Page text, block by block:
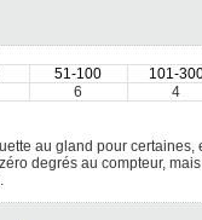
51-100 101-
6 4
au gland pour
degrés au compteur,